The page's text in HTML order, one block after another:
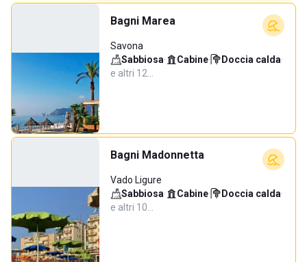
Bagni Marea
Savona
Sabbiosa· Cabine· Doccia calda·
e altri 12…
Bagni Madonnetta
Vado Ligure
Sabbiosa· Cabine· Doccia calda·
e altri 10…